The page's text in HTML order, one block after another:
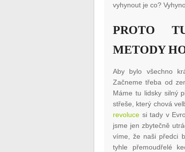
vyhynout je co?
PROTO
METODY
Aby bylo všechno
Začneme třeba od
Máme tu lidsky silný
střeše, který chová
revoluce si tady v
jsme jen zbytečně
víme, že naši předci
tyhle přemoudřelé